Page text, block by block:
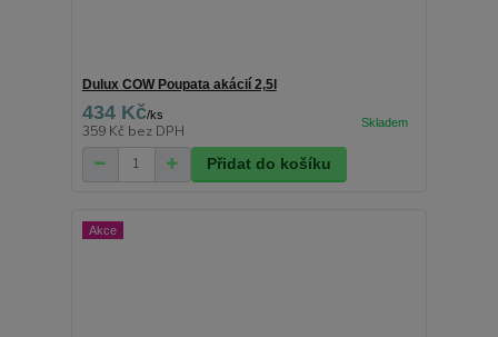
Dulux COW Poupata akácií 2,5l
434 Kč/ks
359 Kč bez DPH
Přidat do košíku
Akce